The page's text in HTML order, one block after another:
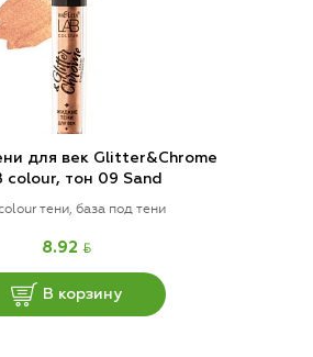
для век Glitter&Chrome
colour, тон 09 Sand
тени, база под тени
8.92 BYN
В корзину